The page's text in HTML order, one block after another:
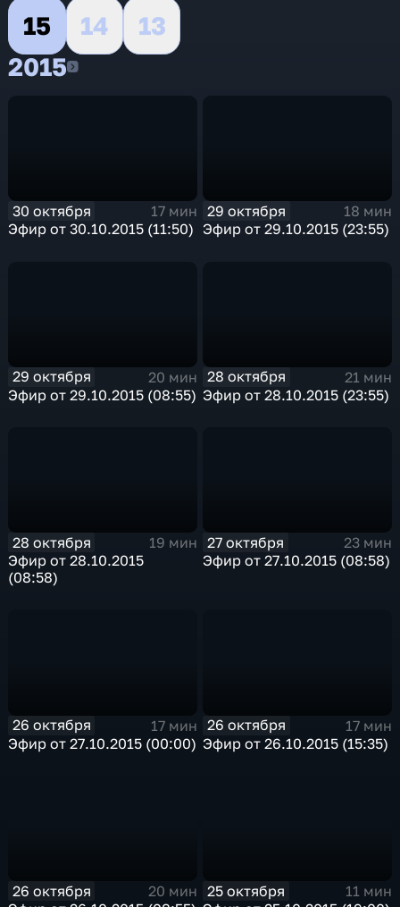
15
14
13
20152015
30 октября
17 мин
Эфир от 30.10.2015 (11:50)
29 октября
18 мин
Эфир от 29.10.2015 (23:55)
29 октября
20 мин
Эфир от 29.10.2015 (08:55)
28 октября
21 мин
Эфир от 28.10.2015 (23:55)
28 октября
19 мин
Эфир от 28.10.2015
(08:58)
27 октября
23 мин
Эфир от 27.10.2015 (08:58)
26 октября
17 мин
Эфир от 27.10.2015 (00:00)
26 октября
17 мин
Эфир от 26.10.2015 (15:35)
26 октября
20 мин
25 октября
11 мин